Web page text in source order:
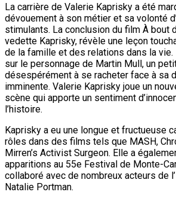
La carrière de Valerie Kaprisky a été
dévouement à son métier et sa volonté
stimulants. La conclusion du film À bout
vedette Kaprisky, révèle une leçon
de la famille et des relations dans la
sur le personnage de Martin Mull, un
désespérément à se racheter face à sa
imminente. Valerie Kaprisky joue un
scène qui apporte un sentiment
l’histoire.
Kaprisky a eu une longue et fructueuse
rôles dans des films tels que MASH,
Mirren’s Activist Surgeon. Elle a
apparitions au 55e Festival de Monte-
collaboré avec de nombreux acteurs de
Natalie Portman.